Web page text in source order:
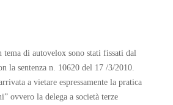
di autovelox sono stati fissati dal
la sentenza n. 10620 del 17 /3/2010.
a vietare espressamente la pratica
ovvero la delega a società terze